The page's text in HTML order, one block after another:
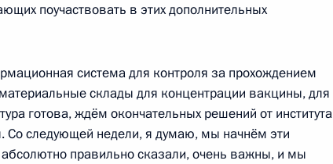
Ростовской области Василием
поучаствовать в этих дополнительных
система для контроля за прохождением
склады для концентрации вакцины, для
готова, ждём окончательных решений от института
Со следующей недели, я думаю, мы начнём эти
правильно сказали, очень важны, и мы